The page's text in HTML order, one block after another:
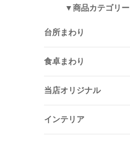
▼商品カテゴリー
台所まわり
食卓まわり
当店オリジナル
インテリア